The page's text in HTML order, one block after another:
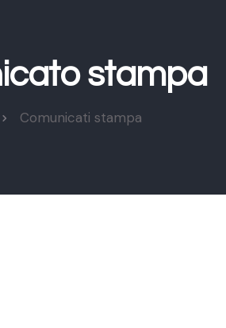
stampa
Comunicati stampa